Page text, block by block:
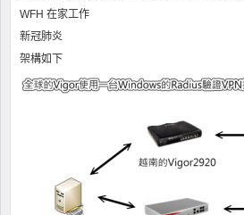
WFH 在家工作
新冠肺炎
架構如下